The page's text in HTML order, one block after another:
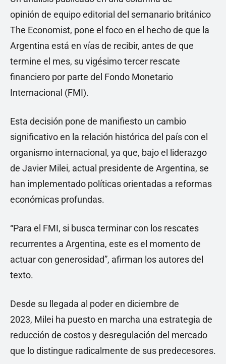
opinión de equipo editorial del semanario británico
The Economist, pone el foco en el hecho de que la
Argentina está en vías de recibir, antes de que
termine el mes, su vigésimo tercer rescate
financiero por parte del Fondo Monetario
Internacional (FMI).
Esta decisión pone de manifiesto un cambio
significativo en la relación histórica del país con el
organismo internacional, ya que, bajo el liderazgo
de Javier Milei, actual presidente de Argentina, se
han implementado políticas orientadas a reformas
económicas profundas.
“Para el FMI, si busca terminar con los rescates
recurrentes a Argentina, este es el momento de
actuar con generosidad”, afirman los autores del
texto.
Desde su llegada al poder en diciembre de
2023, Milei ha puesto en marcha una estrategia de
reducción de costos y desregulación del mercado
que lo distingue radicalmente de sus predecesores.